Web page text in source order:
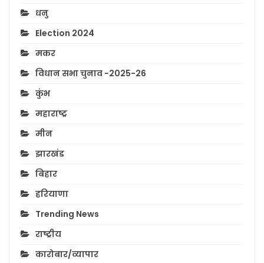
धनु
Election 2024
मकर
विधान सभा चुनाव -2025-26
कुंभ
महाराष्ट्र
मीन
झारखंड
बिहार
हरियाणा
Trending News
राष्ट्रीय
कारोबार/व्यापार